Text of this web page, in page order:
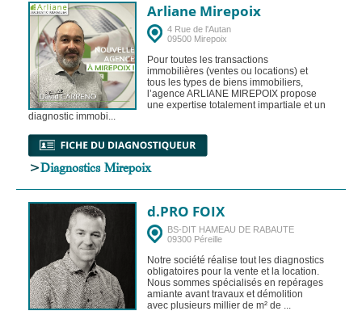
Arliane Mirepoix
4 Rue de l'Autan
09500 Mirepoix
Pour toutes les transactions
immobilières (ventes ou locations) et
tous les types de biens immobiliers,
l’agence ARLIANE MIREPOIX propose
une expertise totalement impartiale et un
diagnostic immobi...
>Diagnostics Mirepoix
d.PRO FOIX
BS-DIT HAMEAU DE RABAUTE
09300 Péreille
Notre société réalise tout les diagnostics
obligatoires pour la vente et la location.
Nous sommes spécialisés en repérages
amiante avant travaux et démolition
avec plusieurs millier de m² de ...